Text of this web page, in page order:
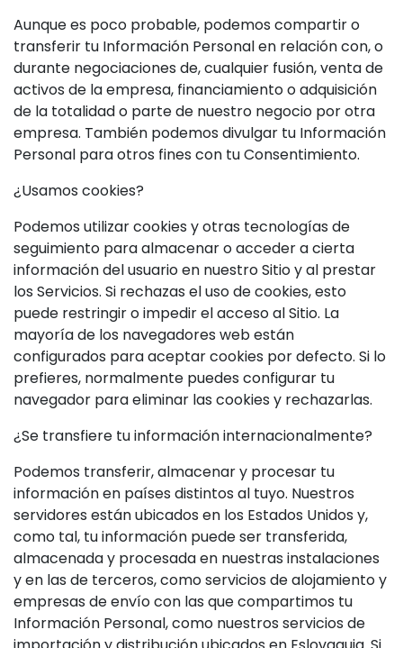
Aunque es poco probable, podemos compartir o
transferir tu Información Personal en relación con, o
durante negociaciones de, cualquier fusión, venta de
activos de la empresa, financiamiento o adquisición
de la totalidad o parte de nuestro negocio por otra
empresa. También podemos divulgar tu Información
Personal para otros fines con tu Consentimiento.
¿Usamos cookies?
Podemos utilizar cookies y otras tecnologías de
seguimiento para almacenar o acceder a cierta
información del usuario en nuestro Sitio y al prestar
los Servicios. Si rechazas el uso de cookies, esto
puede restringir o impedir el acceso al Sitio. La
mayoría de los navegadores web están
configurados para aceptar cookies por defecto. Si lo
prefieres, normalmente puedes configurar tu
navegador para eliminar las cookies y rechazarlas.
¿Se transfiere tu información internacionalmente?
Podemos transferir, almacenar y procesar tu
información en países distintos al tuyo. Nuestros
servidores están ubicados en los Estados Unidos y,
como tal, tu información puede ser transferida,
almacenada y procesada en nuestras instalaciones
y en las de terceros, como servicios de alojamiento y
empresas de envío con las que compartimos tu
Información Personal, como nuestros servicios de